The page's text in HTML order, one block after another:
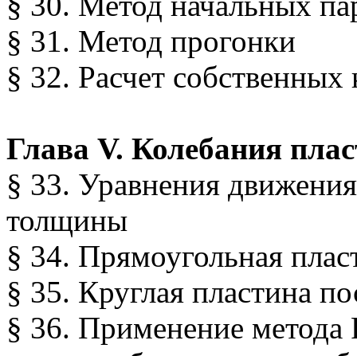
§ 31. Метод прогонки
§ 32. Расчет
Глава V. Колебания
§ 33. Уравнения
толщины
§ 34. Прямоугольная
§ 35. Круглая пластина
§ 36. Применение